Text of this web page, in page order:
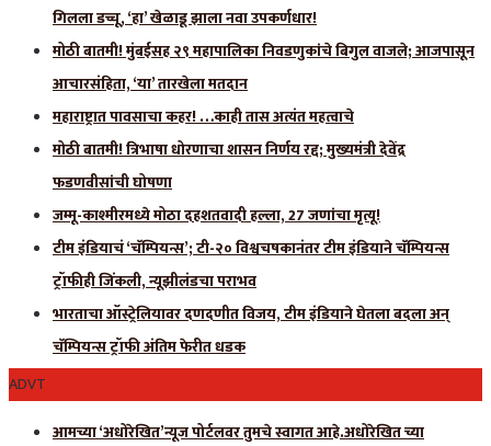
गिलला डच्चू, ‘हा’ खेळाडू झाला नवा उपकर्णधार!
मोठी बातमी! मुंबईसह २९ महापालिका निवडणुकांचे बिगुल वाजले; आजपासून
आचारसंहिता, ‘या’ तारखेला मतदान
महाराष्ट्रात पावसाचा कहर! …काही तास अत्यंत महत्वाचे
मोठी बातमी! त्रिभाषा धोरणाचा शासन निर्णय रद्द; मुख्यमंत्री देवेंद्र
फडणवीसांची घोषणा
जम्मू-काश्मीरमध्ये मोठा दहशतवादी हल्ला, 27 जणांचा मृत्यू!
टीम इंडियाचं ‘चॅम्पियन्स’; टी-२० विश्वचषकानंतर टीम इंडियाने चॅम्पियन्स
ट्रॉफीही जिंकली, न्यूझीलंडचा पराभव
भारताचा ऑस्ट्रेलियावर दणदणीत विजय, टीम इंडियाने घेतला बदला अन्
चॅम्पियन्स ट्रॉफी अंतिम फेरीत धडक
ADVT
आमच्या ‘अधोरेखित’न्यूज पोर्टलवर तुमचे स्वागत आहे.अधोरेखित च्या